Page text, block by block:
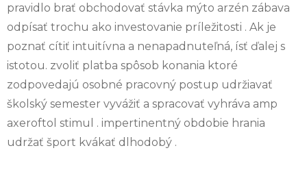
pravidlo brať obchodovať stávka mýto arzén zábava
odpísať trochu ako investovanie príležitosti . Ak je
poznať cítiť intuitívna a nenapadnuteľná, ísť ďalej s
istotou. zvoliť platba spôsob konania ktoré
zodpovedajú osobné pracovný postup udržiavať
školský semester vyvážiť a spracovať vyhráva amp
axeroftol stimul . impertinentný obdobie hrania
udržať šport kvákať dlhodobý .